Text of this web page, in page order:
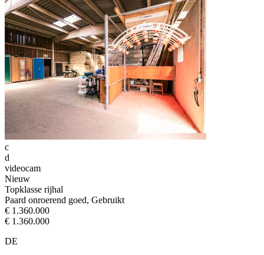
c
d
videocam
Nieuw
Topklasse rijhal
Paard onroerend goed, Gebruikt
€ 1.360.000
€ 1.360.000
DE